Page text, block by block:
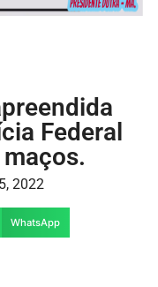
Federal
2022
WhatsApp